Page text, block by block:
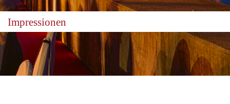
Impressionen